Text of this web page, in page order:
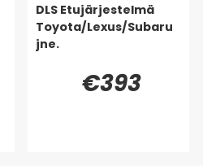
DLS Etujärjestelmä
Toyota/Lexus/Subaru
jne.
€393